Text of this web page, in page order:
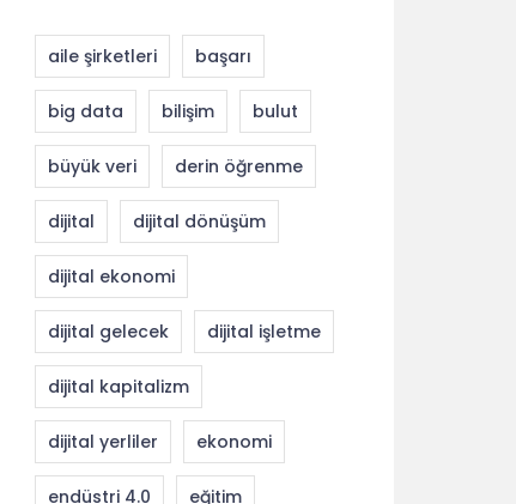
aile şirketleri başarı
big data bilişim bulut
büyük veri derin öğrenme
dijital dijital dönüşüm
dijital ekonomi
dijital gelecek dijital işletme
dijital kapitalizm
dijital yerliler ekonomi
endüstri 4.0 eğitim